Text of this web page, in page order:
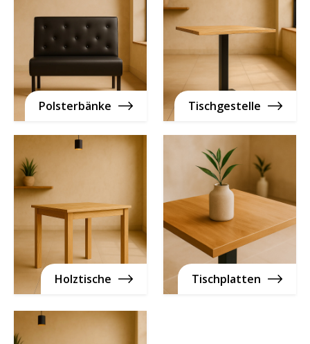
Polsterbänke Tischgestelle
Holztische Tischplatten